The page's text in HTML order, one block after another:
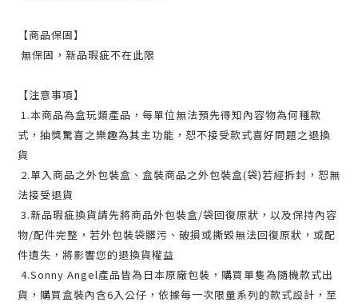
【商品保固】
無保固，新品瑕疵不在此限
【注意事項】
1.本商品為盒玩類產品，每單位無法預先得知內容物為何種款
式，抽獎驚喜之樂趣為其主功能，恕不接受款式喜好問題之退換
貨
2.單入商品之外包裝盒、盒裝商品之外包裝盒(袋)若經拆封，恕無
法接受退貨
3.新品瑕疵換貨請先將商品外包裝盒/袋回復原狀，以及保持內容
物/配件完整，若外包裝袋髒污、破損或撕毀無法回復原狀，或配
件遺失，將影響您的退換貨權益
4.Sonny Angel產品皆為日本原廠包裝，購買單隻為隨機款式出
貨，購買盒裝內含6入公仔，依據每一次限量系列的款式設計，至